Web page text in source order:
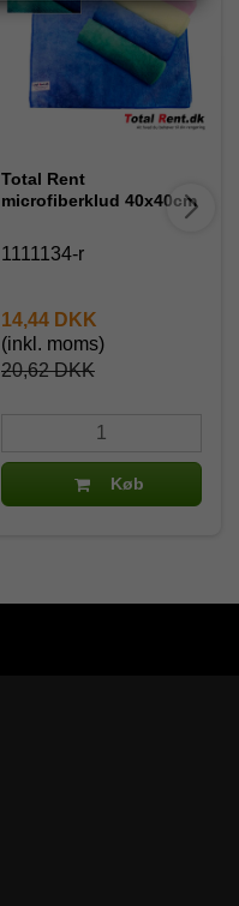
Total Rent
microfiberklud 40x40cm
1111134-r
20,62 DKK
14,44 DKK
(inkl. moms)
Køb